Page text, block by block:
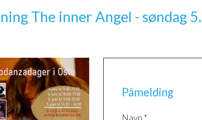
The inner Angel - søndag
Påmelding
Navn *